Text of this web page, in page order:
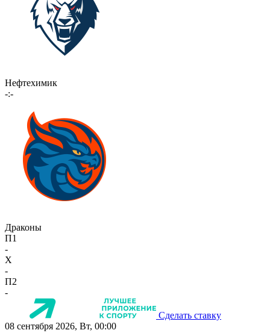
Нефтехимик
-:-
Драконы
П1
-
X
-
П2
-
Сделать ставку
08 сентября 2026, Вт, 00:00